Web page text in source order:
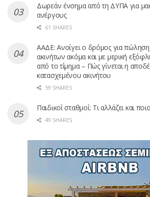
Δωρεάν ένσημα από τη ΔΥΠΑ για
ανέργους
61 SHARES
ΑΑΔΕ: Ανοίγει ο δρόμος για
ακινήτων ακόμα και με μερική
από το τίμημα – Πώς γίνεται η
κατασχεμένου ακινήτου
59 SHARES
Παιδικοί σταθμοί: Τι αλλάζει και
49 SHARES